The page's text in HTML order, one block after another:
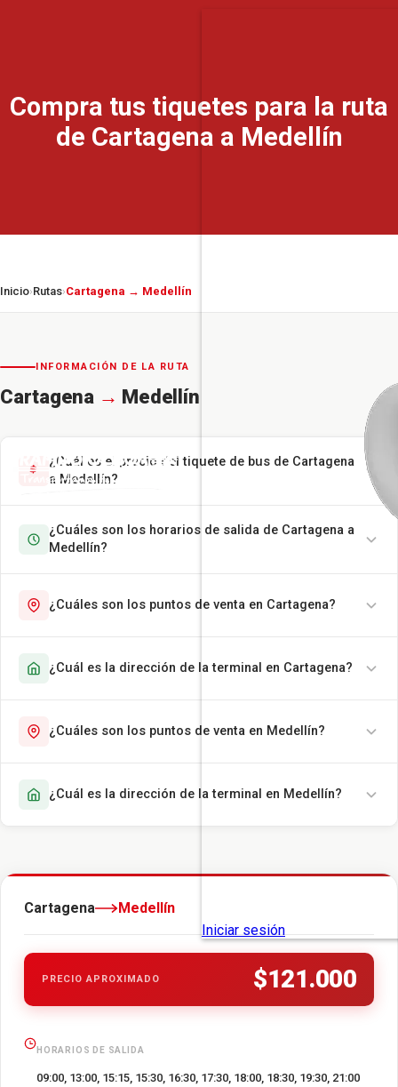
Compra tus tiquetes para la ruta
de Cartagena a Medellín
Inicio›Rutas›Cartagena → Medellín
INFORMACIÓN DE LA RUTA
Cartagena → Medellín
¿Cuál es el precio del tiquete de bus de Cartagena
a Medellín?
¿Cuáles son los horarios de salida de Cartagena a
Medellín?
¿Cuáles son los puntos de venta en Cartagena?
¿Cuál es la dirección de la terminal en Cartagena?
¿Cuáles son los puntos de venta en Medellín?
¿Cuál es la dirección de la terminal en Medellín?
Cartagena Medellín
PRECIO APROXIMADO $121.000
HORARIOS DE SALIDA
09:00, 13:00, 15:15, 15:30, 16:30, 17:30, 18:00, 18:30, 19:30, 21:00